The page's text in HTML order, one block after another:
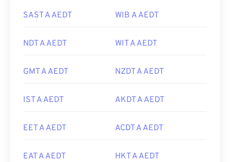
SAST A AEDT WIB A AEDT
NDT A AEDT WIT A AEDT
GMT A AEDT NZDT A AEDT
IST A AEDT AKDT A AEDT
EET A AEDT ACDT A AEDT
EAT A AEDT HKT A AEDT